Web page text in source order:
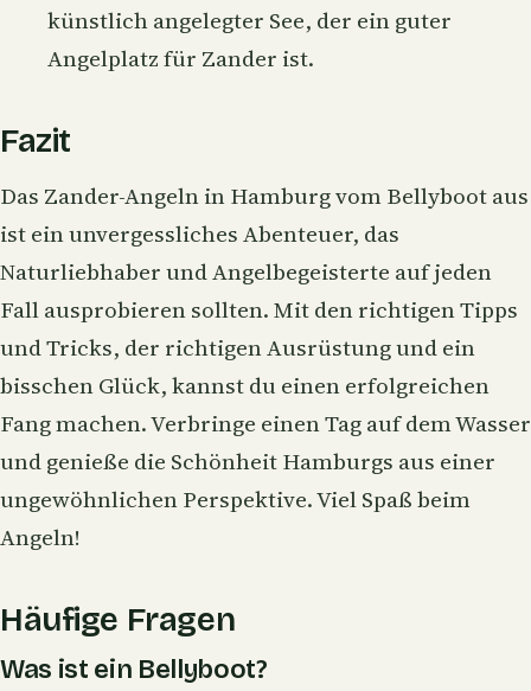
künstlich angelegter See, der ein guter
Angelplatz für Zander ist.
Fazit
Das Zander-Angeln in Hamburg vom Bellyboot aus
ist ein unvergessliches Abenteuer, das
Naturliebhaber und Angelbegeisterte auf jeden
Fall ausprobieren sollten. Mit den richtigen Tipps
und Tricks, der richtigen Ausrüstung und ein
bisschen Glück, kannst du einen erfolgreichen
Fang machen. Verbringe einen Tag auf dem Wasser
und genieße die Schönheit Hamburgs aus einer
ungewöhnlichen Perspektive. Viel Spaß beim
Angeln!
Häufige Fragen
Was ist ein Bellyboot?